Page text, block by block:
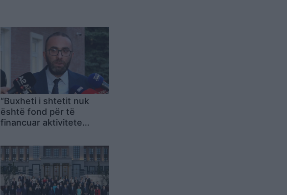
“Buxheti i shtetit nuk
është fond për të
financuar aktivitete
anulohet koncerti i Kanye
West, qytetarët e
bojkotuan